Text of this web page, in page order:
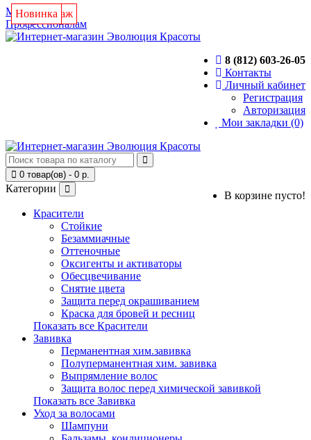
Магазин
Профессионалам
8 (812) 603-26-05
Контакты
Личный кабинет
Регистрация
Авторизация
Мои закладки (0)
0 товар(ов) - 0 р.
В корзине пусто!
Категории
Красители
Стойкие
Безаммиачные
Оттеночные
Оксигенты и активаторы
Обесцвечивание
Снятие цвета
Защита перед окрашиванием
Краска для бровей и ресниц
Показать все Красители
Завивка
Перманентная хим.завивка
Полуперманентная хим. завивка
Выпрямление волос
Защита волос перед химической завивкой
Показать все Завивка
Уход за волосами
Шампуни
Новинка
Хит продаж
Новинка
Новинка